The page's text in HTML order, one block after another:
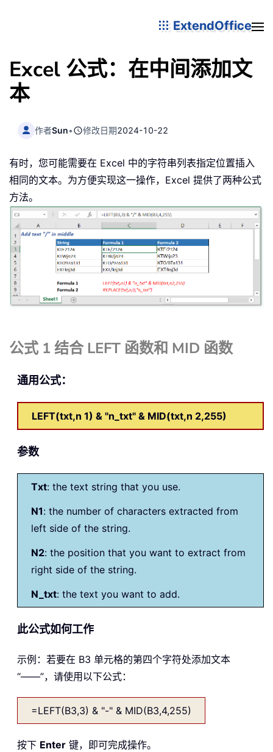
ExtendOffice
Excel 公式：在中间添加文
本
作者Sun• 修改日期2024-10-22
有时，您可能需要在 Excel 中的字符串列表指定位置插入
相同的文本。为方便实现这一操作，Excel 提供了两种公式
方法。
公式 1 结合 LEFT 函数和 MID 函数
通用公式：
LEFT(txt,n 1) & "n_txt" & MID(txt,n 2,255)
参数
Txt: the text string that you use.
N1: the number of characters extracted from
left side of the string.
N2: the position that you want to extract from
right side of the string.
N_txt: the text you want to add.
此公式如何工作
示例：若要在 B3 单元格的第四个字符处添加文本
“——”，请使用以下公式：
=LEFT(B3,3) & "-" & MID(B3,4,255)
按下 Enter 键，即可完成操作。